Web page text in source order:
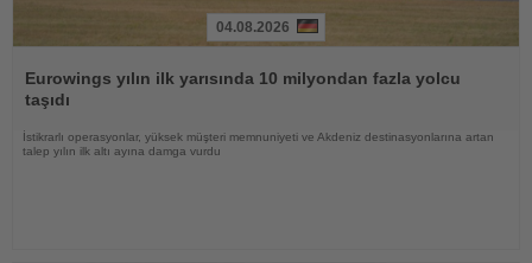
Oku
04.08.2026
Eurowings yılın ilk yarısında 10 milyondan fazla yolcu
taşıdı
İstikrarlı operasyonlar, yüksek müşteri memnuniyeti ve Akdeniz destinasyonlarına artan
talep yılın ilk altı ayına damga vurdu